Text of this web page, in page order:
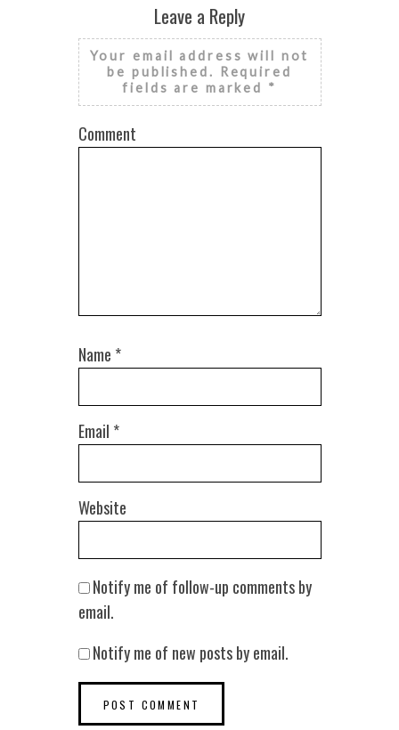
Leave a Reply
Your email address will not
be published.
Required
fields are marked *
Comment
Name *
Email *
Website
Notify me of follow-up comments by
email.
Notify me of new posts by email.